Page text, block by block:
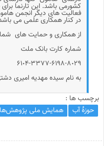
کشورمی باشد. این تارنما
فعالیت های دیگر انجمن
در کنار همکاری علمی می
از همکاری و حمایت های
شماره کارت بانک ملت
۶۱٠۴-۳۳۷۷-۶۱۹۸-۸٠۲۹
به نام سیده مهدیه امیری
برچسب ها :
حوزهٔ آب
همایش ملی